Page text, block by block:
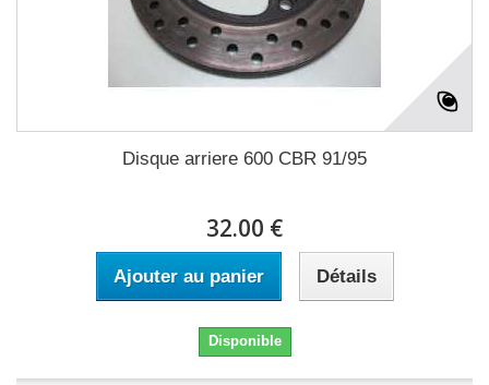
Disque arriere 600 CBR 91/95
32.00 €
Ajouter au panier Détails
Disponible